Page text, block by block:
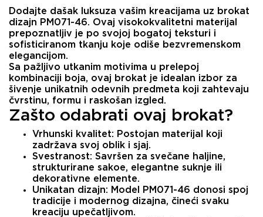
Dodajte dašak luksuza vašim kreacijama uz brokat
dizajn PM071-46. Ovaj visokokvalitetni materijal
prepoznatljiv je po svojoj bogatoj teksturi i
sofisticiranom tkanju koje odiše bezvremenskom
elegancijom.
Sa pažljivo utkanim motivima u prelepoj
kombinaciji boja, ovaj brokat je idealan izbor za
šivenje unikatnih odevnih predmeta koji zahtevaju
čvrstinu, formu i raskošan izgled.
Zašto odabrati ovaj brokat?
Vrhunski kvalitet: Postojan materijal koji
zadržava svoj oblik i sjaj.
Svestranost: Savršen za svečane haljine,
strukturirane sakoe, elegantne suknje ili
dekorativne elemente.
Unikatan dizajn: Model PM071-46 donosi spoj
tradicije i modernog dizajna, čineći svaku
kreaciju upečatljivom.